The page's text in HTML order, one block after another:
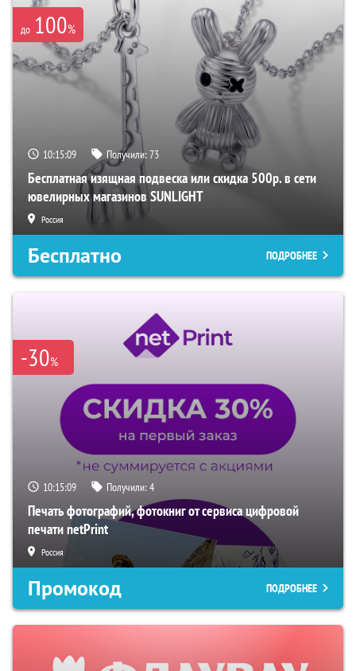
до 100%
10:15:08 Получили:73
Бесплатная изящная подвеска или скидка 500р. в сети
ювелирных магазинов SUNLIGHT
Россия
Бесплатно ПОДРОБНЕЕ
-30%
10:15:08 Получили:4
Печать фотографий, фотокниг от сервиса цифровой
печати netPrint
Россия
Промокод ПОДРОБНЕЕ